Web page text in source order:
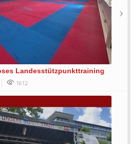
Landesstützpunkttraining
1612